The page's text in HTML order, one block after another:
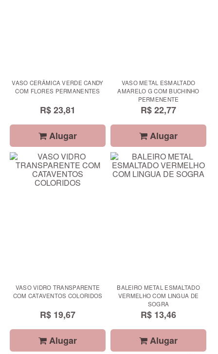
VASO CERÂMICA VERDE CANDY
COM FLORES PERMANENTES
R$ 23,81
Alugar
VASO METAL ESMALTADO
AMARELO G COM BUCHINHO
PERMENENTE
R$ 22,77
Alugar
VASO VIDRO TRANSPARENTE
COM CATAVENTOS COLORIDOS
R$ 19,67
Alugar
BALEIRO METAL ESMALTADO
VERMELHO COM LINGUA DE
SOGRA
R$ 13,46
Alugar